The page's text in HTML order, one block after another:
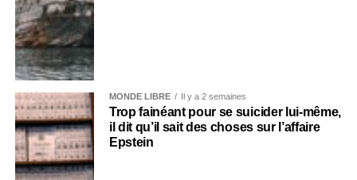
MONDE LIBRE Il y a 2 semaines
Trop fainéant pour se suicider lui-même,
il dit qu’il sait des choses sur l’affaire
Epstein